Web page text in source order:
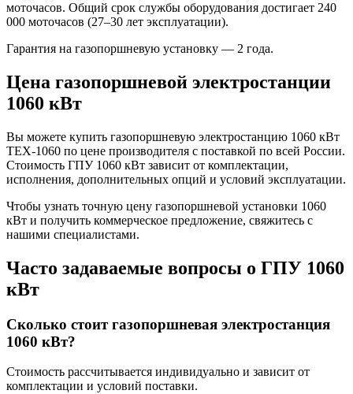
моточасов. Общий срок службы оборудования достигает 240
000 моточасов (27–30 лет эксплуатации).
Гарантия на газопоршневую установку — 2 года.
Цена газопоршневой электростанции
1060 кВт
Вы можете купить газопоршневую электростанцию 1060 кВт
TEX-1060 по цене производителя с поставкой по всей России.
Стоимость ГПУ 1060 кВт зависит от комплектации,
исполнения, дополнительных опций и условий эксплуатации.
Чтобы узнать точную цену газопоршневой установки 1060
кВт и получить коммерческое предложение, свяжитесь с
нашими специалистами.
Часто задаваемые вопросы о ГПУ 1060
кВт
Сколько стоит газопоршневая электростанция
1060 кВт?
Стоимость рассчитывается индивидуально и зависит от
комплектации и условий поставки.